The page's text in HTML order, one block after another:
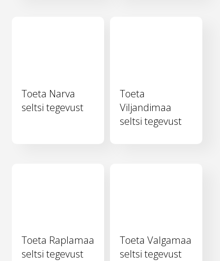
Toeta Narva
seltsi tegevust
Toeta
Viljandimaa
seltsi tegevust
Toeta Raplamaa
seltsi tegevust
Toeta Valgamaa
seltsi tegevust